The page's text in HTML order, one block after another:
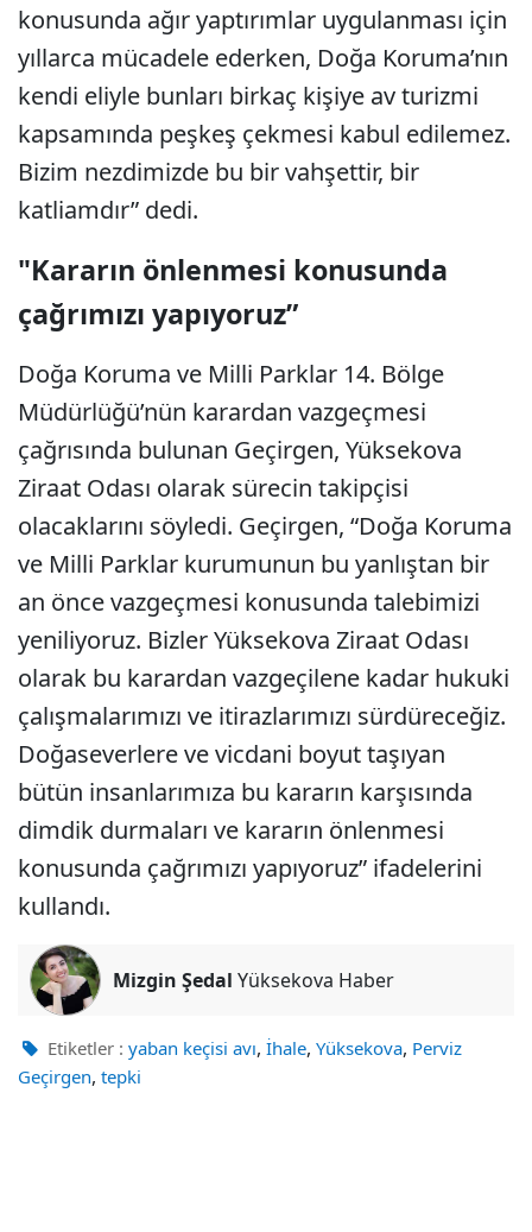
konusunda ağır yaptırımlar uygulanması için
yıllarca mücadele ederken, Doğa Koruma’nın
kendi eliyle bunları birkaç kişiye av turizmi
kapsamında peşkeş çekmesi kabul edilemez.
Bizim nezdimizde bu bir vahşettir, bir
katliamdır” dedi.
"Kararın önlenmesi konusunda
çağrımızı yapıyoruz”
Doğa Koruma ve Milli Parklar 14. Bölge
Müdürlüğü’nün karardan vazgeçmesi
çağrısında bulunan Geçirgen, Yüksekova
Ziraat Odası olarak sürecin takipçisi
olacaklarını söyledi. Geçirgen, “Doğa Koruma
ve Milli Parklar kurumunun bu yanlıştan bir
an önce vazgeçmesi konusunda talebimizi
yeniliyoruz. Bizler Yüksekova Ziraat Odası
olarak bu karardan vazgeçilene kadar hukuki
çalışmalarımızı ve itirazlarımızı sürdüreceğiz.
Doğaseverlere ve vicdani boyut taşıyan
bütün insanlarımıza bu kararın karşısında
dimdik durmaları ve kararın önlenmesi
konusunda çağrımızı yapıyoruz” ifadelerini
kullandı.
Mizgin Şedal Yüksekova Haber
Etiketler : yaban keçisi avı, İhale, Yüksekova, Perviz
Geçirgen, tepki